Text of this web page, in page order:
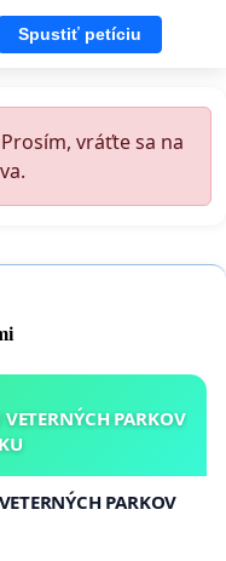
Spustiť petíciu
vráťte sa na
PARKOV
PARKOV